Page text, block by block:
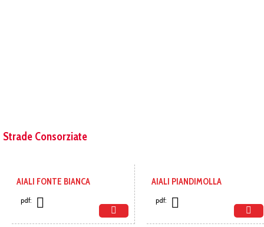
Strade Consorziate
AIALI FONTE BIANCA
pdf:
AIALI PIANDIMOLLA
pdf: